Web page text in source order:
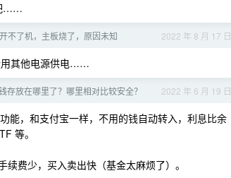
……
2022 年 8 月 17 日
不了机，主板烧了，原因未知
用其他电源供电……
2022 年 6 月 19 日
放在哪里了？哪里相对比较安全？
能，和支付宝一样，不用的钱自动转入，利息比余
等。
费少，买入卖出快（基金太麻烦了）。